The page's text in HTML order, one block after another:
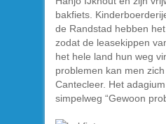
bakfiets.
de Randstad hebben
zodat de leasekippen
het hele land hun weg
problemen kan men
Cantecleer. Het
simpelweg “Gewoon